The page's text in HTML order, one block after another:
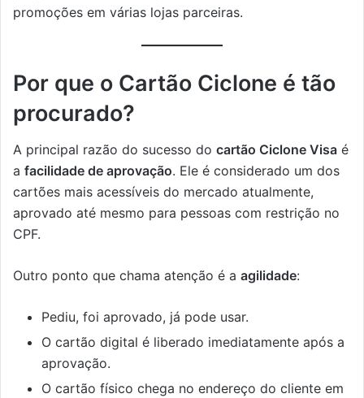
promoções em várias lojas parceiras.
Por que o Cartão Ciclone é tão
procurado?
A principal razão do sucesso do cartão Ciclone Visa é
a facilidade de aprovação. Ele é considerado um dos
cartões mais acessíveis do mercado atualmente,
aprovado até mesmo para pessoas com restrição no
CPF.
Outro ponto que chama atenção é a agilidade:
Pediu, foi aprovado, já pode usar.
O cartão digital é liberado imediatamente após a
aprovação.
O cartão físico chega no endereço do cliente em